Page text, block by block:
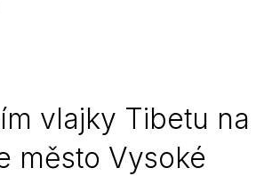
vlajky Tibetu na
město Vysoké